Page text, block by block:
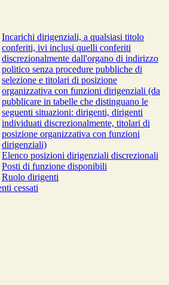
Incarichi dirigenziali, a qualsiasi titolo
conferiti, ivi inclusi quelli conferiti
discrezionalmente dall'organo di indirizzo
politico senza procedure pubbliche di
selezione e titolari di posizione
organizzativa con funzioni dirigenziali (da
pubblicare in tabelle che distinguano le
seguenti situazioni: dirigenti, dirigenti
individuati discrezionalmente, titolari di
posizione organizzativa con funzioni
dirigenziali)
Elenco posizioni dirigenziali discrezionali
Posti di funzione disponibili
Ruolo dirigenti
cessati